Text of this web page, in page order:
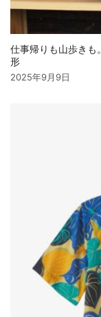
仕事帰りも山歩きも
形
2025年9月9日